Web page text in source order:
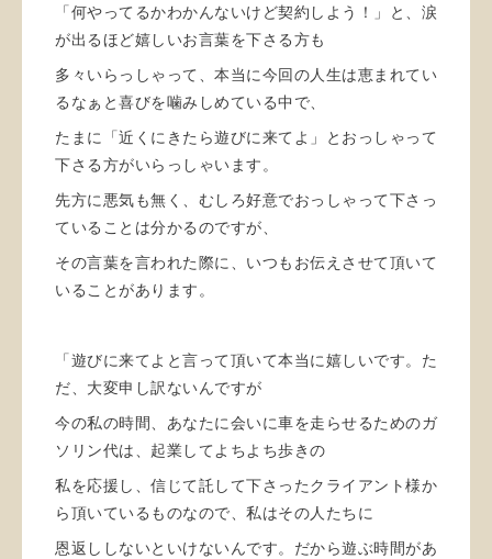
「何やってるかわかんないけど契約しよう！」と、涙
が出るほど嬉しいお言葉を下さる方も
多々いらっしゃって、本当に今回の人生は恵まれてい
るなぁと喜びを噛みしめている中で、
たまに「近くにきたら遊びに来てよ」とおっしゃって
下さる方がいらっしゃいます。
先方に悪気も無く、むしろ好意でおっしゃって下さっ
ていることは分かるのですが、
その言葉を言われた際に、いつもお伝えさせて頂いて
いることがあります。
「遊びに来てよと言って頂いて本当に嬉しいです。た
だ、大変申し訳ないんですが
今の私の時間、あなたに会いに車を走らせるためのガ
ソリン代は、起業してよちよち歩きの
私を応援し、信じて託して下さったクライアント様か
ら頂いているものなので、私はその人たちに
恩返ししないといけないんです。だから遊ぶ時間があ